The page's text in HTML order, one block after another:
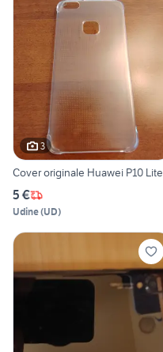
3
Cover originale Huawei P10 Lite
5 €
Udine(UD)